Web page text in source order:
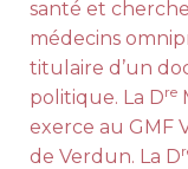
santé et
médecins
titulaire d’un
politique. La Dre
exerce au GMF
de Verdun. La D